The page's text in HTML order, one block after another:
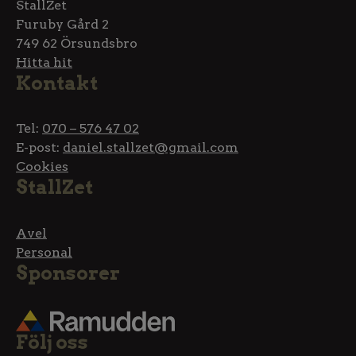
StallZet
Furuby Gård 2
749 62 Örsundsbro
Hitta hit
Kontakt
Tel: 070 – 576 47 02
E-post: daniel.stallzet@gmail.com
Cookies
StallZet
Avel
Personal
Sponsorer
Följ oss